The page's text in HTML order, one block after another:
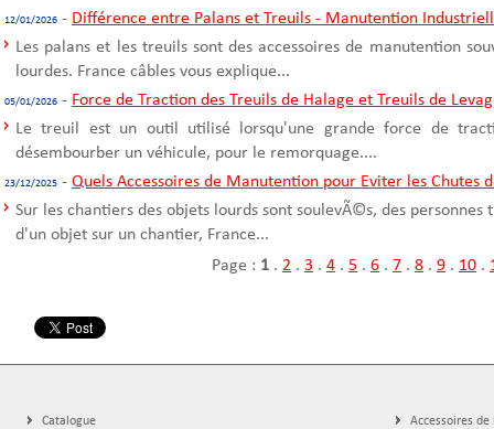
12/01/2026 - Différence entre Palans et Treuils - Manutention
Les palans et les treuils sont des accessoires de manutention
lourdes. France câbles vous explique...
05/01/2026 - Force de Traction des Treuils de Halage et Treuils de
Le treuil est un outil utilisé lorsqu'une grande force de
désembourber un véhicule, pour le remorquage....
23/12/2025 - Quels Accessoires de Manutention pour Eviter les Chutes
Sur les chantiers des objets lourds sont soulevÃ©s, des
d'un objet sur un chantier, France...
Page : 1 . 2 . 3 . 4 . 5 . 6 . 7 . 8 . 9 . 10 .
Catalogue
Accessoires de